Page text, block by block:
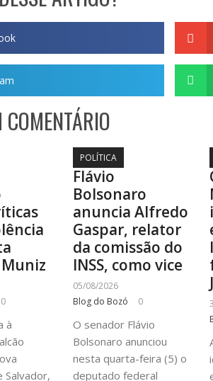
0
à
Salvador,
POLÍTICA
Flávio
Bolsonaro
anuncia Alfredo
Gaspar, relator
da comissão do
INSS, como vice
05/08/2026
Blog do Bozó
0
O senador Flávio
Bolsonaro anunciou
nesta quarta-feira (5) o
deputado federal